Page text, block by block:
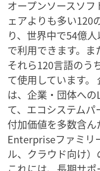
オープンソースソ
ェアよりも多い120
り、世界中で54億人
で利用できます。
それら120言語のう
て使用しています
は、企業・団体へ
て、エコシステム
付加価値を多数含
Enterpriseファミリ
ル、クラウド向け）